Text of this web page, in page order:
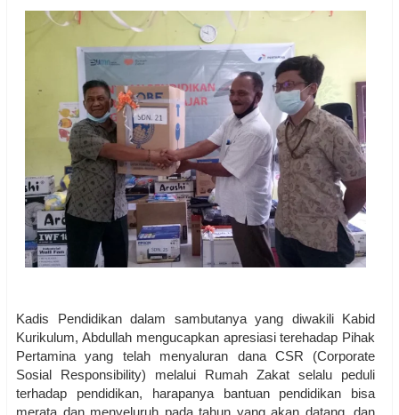
Kadis Pendidikan dalam sambutanya yang diwakili Kabid
Kurikulum, Abdullah mengucapkan apresiasi terehadap Pihak
Pertamina yang telah menyaluran dana CSR (Corporate
Sosial Responsibility) melalui Rumah Zakat selalu peduli
terhadap pendidikan, harapanya bantuan pendidikan bisa